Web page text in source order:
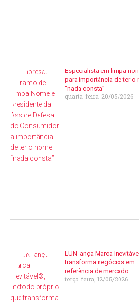
Especialista em limpa
para importância de ter o
“nada consta”
quarta-feira, 20/05/2026
LUN lança Marca
transforma negócios em
referência de mercado
terça-feira, 12/05/2026